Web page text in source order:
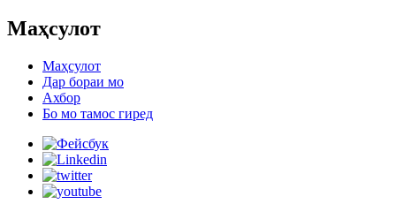
Маҳсулот
Маҳсулот
Дар бораи мо
Ахбор
Бо мо тамос гиред